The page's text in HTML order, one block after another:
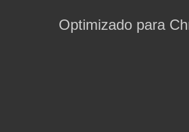
Optimizado para